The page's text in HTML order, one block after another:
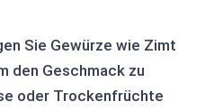
Sie Gewürze wie Zimt
den Geschmack zu
oder Trockenfrüchte